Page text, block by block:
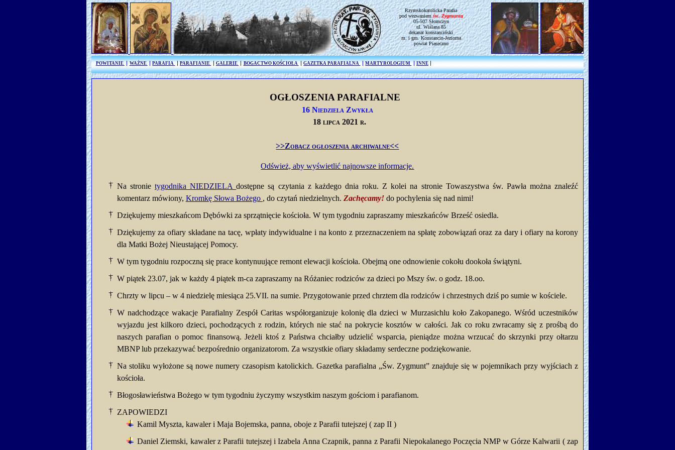
Rzymskokatolicka Parafia
pod wezwaniemśw. Zygmunta
05-507 Słomczyn
ul. Wiślana 85
dekanat konstanciński
m. i gm. Konstancin-Jeziorna
powiat Piaseczno
POWITANIE WAŻNE PARAFIA PARAFIANIE GALERIE BOGACTWO KOŚCIOŁA GAZETKA PARAFIALNA MARTYROLOGIUM INNE
OGŁOSZENIA PARAFIALNE
16 Niedziela Zwykła
18 lipca 2021 r.
>>Zobacz ogłoszenia archiwalne<<
Odśwież, aby wyświetlić najnowsze informacje.
Na stronietygodnika NIEDZIELAdostępne są czytania z każdego dnia roku. Z kolei na stronie Towaszystwa św. Pawła można znaleźć
komentarz mówiony, Kromkę Słowa Bożego , do czytań niedzielnych. Zachęcamy! do pochylenia się nad nimi!
Dziękujemy mieszkańcom Dębówki za sprzątnięcie kościoła. W tym tygodniu zapraszamy mieszkańców Brześć osiedla.
Dziękujemy za ofiary składane na tacę, wpłaty indywidualne i na konto z przeznaczeniem na spłatę zobowiązań oraz za dary i ofiary na korony
dla Matki Bożej Nieustającej Pomocy.
W tym tygodniu rozpoczną się prace kontynuujące remont elewacji kościoła. Obejmą one odnowienie cokołu dookoła świątyni.
W piątek 23.07, jak w każdy 4 piątek m-ca zapraszamy na Różaniec rodziców za dzieci po Mszy św. o godz. 18.oo.
Chrzty w lipcu – w 4 niedzielę miesiąca 25.VII. na sumie. Przygotowanie przed chrztem dla rodziców i chrzestnych dziś po sumie w kościele.
W nadchodzące wakacje Parafialny Zespół Caritas współorganizuje kolonię dla dzieci w Murzasichlu koło Zakopanego. Wśród uczestników
wyjazdu jest kilkoro dzieci, pochodzących z rodzin, których nie stać na pokrycie kosztów w całości. Jak co roku zwracamy się z prośbą do
naszych parafian o pomoc finansową. Jeżeli ktoś z Państwa chciałby udzielić wsparcia, pieniądze można wrzucać do skrzynki przy ołtarzu
MBNP lub przekazywać bezpośrednio organizatorom. Za wszystkie ofiary składamy serdeczne podziękowanie.
Na stoliku wyłożone są nowe numery czasopism katolickich. Gazetka parafialna „Św. Zygmunt” znajduje się w pojemnikach przy wyjściach z
kościoła.
Błogosławieństwa Bożego w tym tygodniu życzymy wszystkim naszym gościom i parafianom.
ZAPOWIEDZI
Kamil Myszta, kawaler i Maja Bojemska, panna, oboje z Parafii tutejszej ( zap II )
Daniel Ziemski, kawaler z Parafii tutejszej i Izabela Anna Czapnik, panna z Parafii Niepokalanego Poczęcia NMP w Górze Kalwarii ( zap